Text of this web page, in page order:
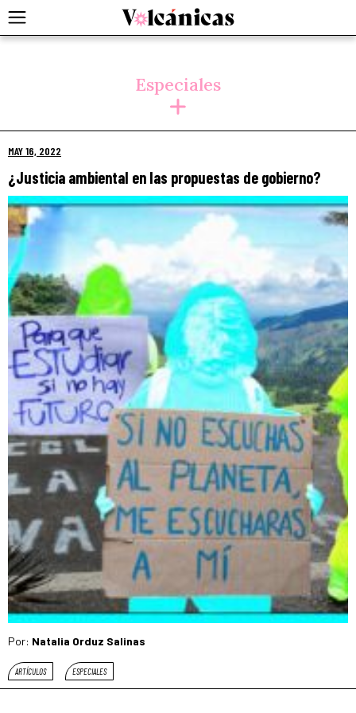
Skip
Especiales
MAY 16, 2022
¿Justicia ambiental en las propuestas de gobierno?
Por: Natalia Orduz Salinas
ARTÍCULOS ESPECIALES